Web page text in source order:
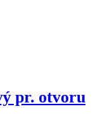
pr. otvoru